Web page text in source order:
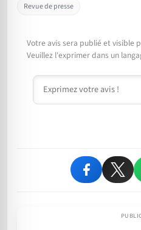
Revue de presse
Votre avis sera publié et visible
Veuillez l'exprimer dans un
Commentaire